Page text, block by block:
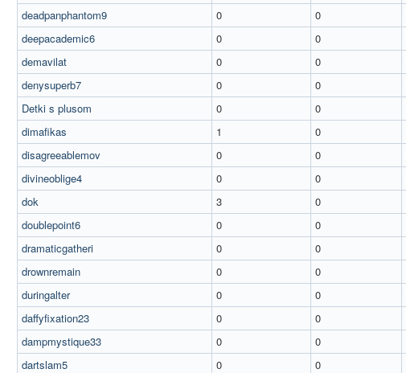
deadpanphantom9
0 0
deepacademic6
0 0
demavilat
0 0
denysuperb7
0 0
Detki s plusom
0 0
dimafikas
1 0
disagreeablemov
0 0
divineoblige4
0 0
dok
3 0
doublepoint6
0 0
dramaticgatheri
0 0
drownremain
0 0
duringalter
0 0
daffyfixation23
0 0
dampmystique33
0 0
dartslam5
0 0